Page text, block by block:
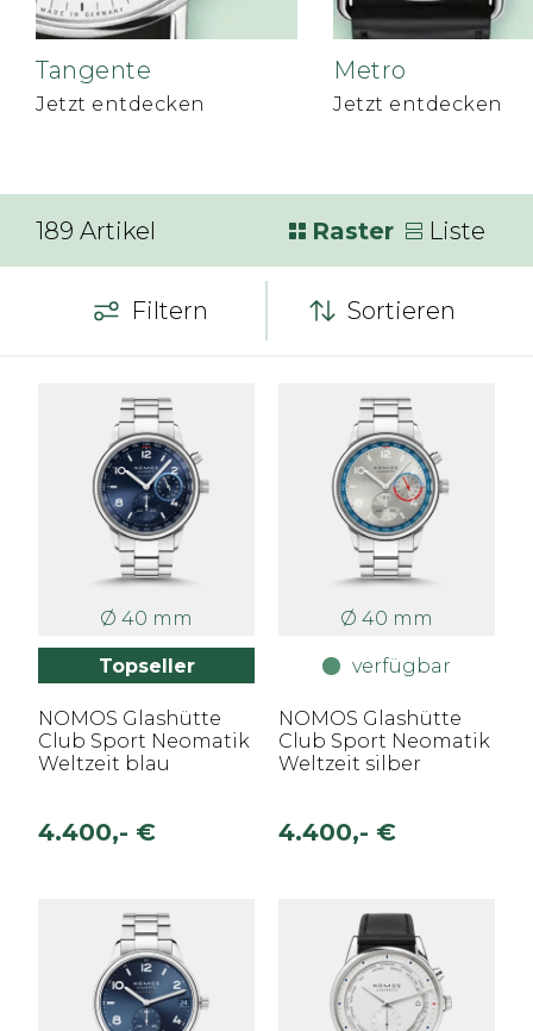
Tangente
Jetzt entdecken
Metro
Jetzt entdecken
189 Artikel Raster Liste
Filtern Sortieren
Ø 40 mm
Topseller
NOMOS Glashütte
Club Sport Neomatik
Weltzeit blau
4.400,- €
Ø 40 mm
verfügbar
NOMOS Glashütte
Club Sport Neomatik
Weltzeit silber
4.400,- €